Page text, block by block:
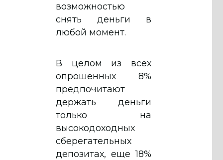
возможностью
снять деньги в
любой момент.
В целом из всех
опрошенных 8%
предпочитают
держать деньги
только на
высокодоходных
сберегательных
депозитах, еще 18%